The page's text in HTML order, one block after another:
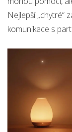
Nejlepší „chytré“
komunikace s